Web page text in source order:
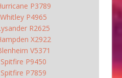
P3789
Whitley P4965
R2625
X2922
V5371
Spitfire P9450
Spitfire P7859